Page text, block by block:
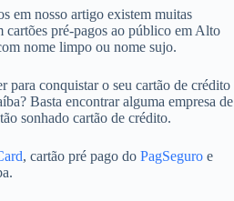
em nosso artigo existem muitas
cartões pré-pagos ao público em Alto
nome limpo ou nome sujo.
para conquistar o seu cartão de crédito
Basta encontrar alguma empresa de
sonhado cartão de crédito.
, cartão pré pago do PagSeguro e